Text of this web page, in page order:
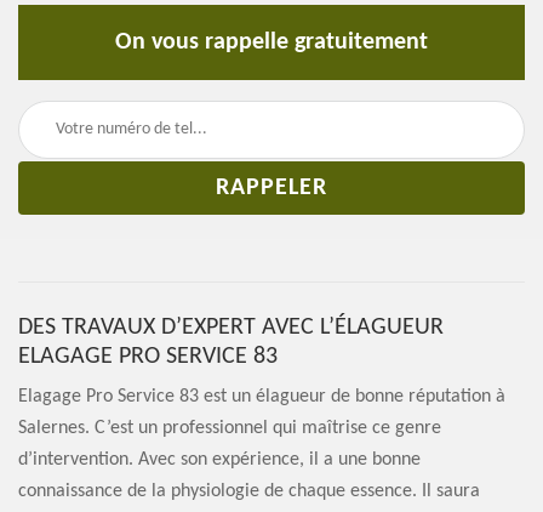
On vous rappelle gratuitement
DES TRAVAUX D’EXPERT AVEC L’ÉLAGUEUR
ELAGAGE PRO SERVICE 83
Elagage Pro Service 83 est un élagueur de bonne réputation à
Salernes. C’est un professionnel qui maîtrise ce genre
d’intervention. Avec son expérience, il a une bonne
connaissance de la physiologie de chaque essence. Il saura